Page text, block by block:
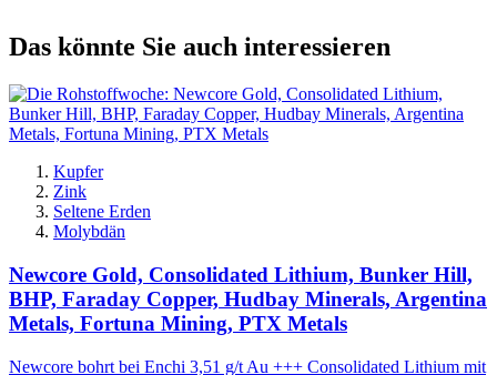
Das könnte Sie auch interessieren
Kupfer
Zink
Seltene Erden
Molybdän
Newcore Gold, Consolidated Lithium, Bunker Hill,
BHP, Faraday Copper, Hudbay Minerals, Argentina
Metals, Fortuna Mining, PTX Metals
Newcore bohrt bei Enchi 3,51 g/t Au +++ Consolidated Lithium mit